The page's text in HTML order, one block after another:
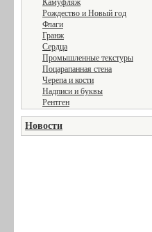
Камуфляж
Рождество и Новый год
Флаги
Гранж
Сердца
Промышленные текстуры
Поцарапанная стена
Черепа и кости
Надписи и буквы
Рентген
Новости